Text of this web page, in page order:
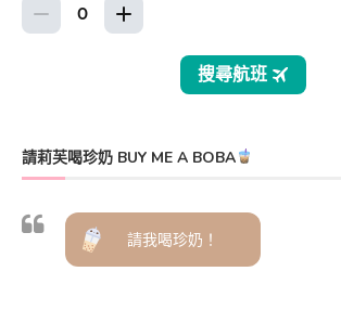
請莉芙喝珍奶 BUY ME A BOBA
請我喝珍奶！